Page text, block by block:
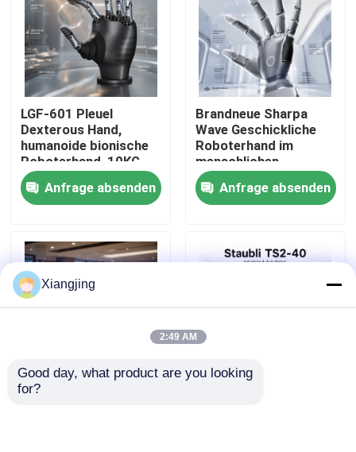
Produkte
Videos
Über uns
Werksbesichtigung
Qualitätskontrolle
Kontakt mit uns
Bitte um ein Angebot
LGF-601 Pleuel
Dexterous Hand,
humanoide bionische
Roboterhand, 10KG
Nutzlast CAN-Bus
Roboter-Endeffektor-
Greifer
Anfrage absenden
Brandneue Sharpa
Wave Geschickliche
Roboterhand im
menschlichen
Maßstab mit
hochauflösendem
taktilem Sensor für
Anfrage absenden
KI-Humanoboter-
Xiangjing
2:49 AM
Good day, what product are you looking
for?